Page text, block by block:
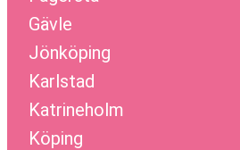
Gävle
Jönköping
Karlstad
Katrineholm
Köping